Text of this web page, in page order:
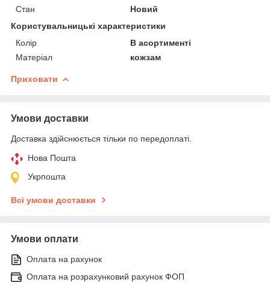
Стан
Новий
Користувальницькі характеристики
Колір
В асортименті
Матеріал
кожзам
Приховати
Умови доставки
Доставка здійснюється тільки по передоплаті.
Нова Пошта
Укрпошта
Всі умови доставки
Умови оплати
Оплата на рахунок
Оплата на розрахунковий рахунок ФОП